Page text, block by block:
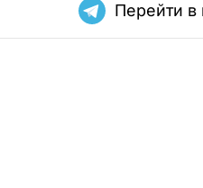
Перейти в